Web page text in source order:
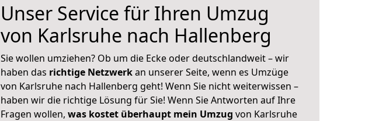
Unser Service für Ihren Umzug
von Karlsruhe nach Hallenberg
Sie wollen umziehen? Ob um die Ecke oder deutschlandweit – wir
haben das richtige Netzwerkan unserer Seite, wenn es Umzüge
von Karlsruhe nach Hallenberg geht! Wenn Sie nicht weiterwissen –
haben wir die richtige Lösung für Sie! Wenn Sie Antworten auf Ihre
Fragen wollen, was kostet überhaupt mein Umzug von Karlsruhe